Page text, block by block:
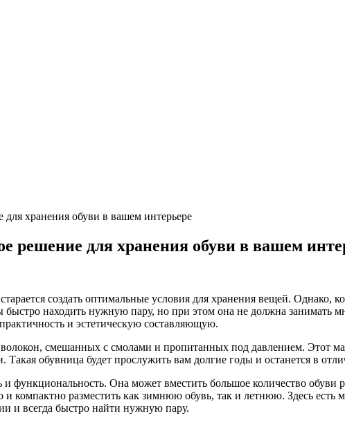
хранения обуви в вашем интерьере
для хранения обуви в вашем
создать оптимальные условия для хранения вещей. Однако,
находить нужную пару, но при этом она не должна занимать
и эстетическую составляющую.
смешанных с смолами и пропитанных под давлением. Этот
обувница будет прослужить вам долгие годы и останется в
Она может вместить большое количество обуви
компактно разместить как зимнюю обувь, так и летнюю. Здесь есть
и всегда быстро найти нужную пару.